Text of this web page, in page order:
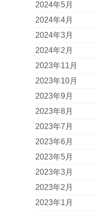
2024年5月
2024年4月
2024年3月
2024年2月
2023年11月
2023年10月
2023年9月
2023年8月
2023年7月
2023年6月
2023年5月
2023年3月
2023年2月
2023年1月